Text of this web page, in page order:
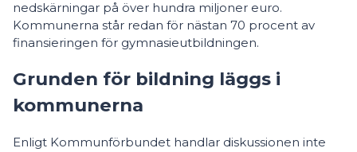
nedskärningar på över hundra miljoner euro.
Kommunerna står redan för nästan 70 procent av
finansieringen för gymnasieutbildningen.
Grunden för bildning läggs i
kommunerna
Enligt Kommunförbundet handlar diskussionen inte